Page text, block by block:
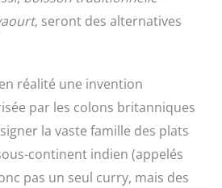
, seront des alternatives
réalité une invention
par les colons britanniques
la vaste famille des plats
continent indien (appelés
pas un seul curry, mais des